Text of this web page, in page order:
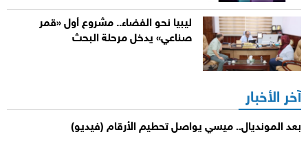
ليبيا نحو الفضاء.. مشروع أول «قمر
صناعي» يدخل مرحلة البحث
آخر الأخبار
بعد المونديال.. ميسي يواصل تحطيم الأرقام (فيديو)